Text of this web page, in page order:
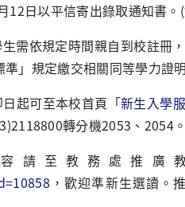
12日以平信寄出錄取通知書。 (
需依規定時間親自到校註冊
」規定繳交相關同等學力證
起可至本校首頁「新生入學
轉分機2053 、 2054。
請至教務處推廣
，歡迎準新生選讀。